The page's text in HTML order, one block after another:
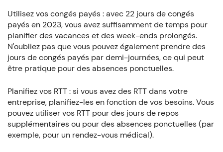
Utilisez vos congés payés : avec 22 jours de congés
payés en 2023, vous avez suffisamment de temps pour
planifier des vacances et des week-ends prolongés.
N'oubliez pas que vous pouvez également prendre des
jours de congés payés par demi-journées, ce qui peut
être pratique pour des absences ponctuelles.
Planifiez vos RTT : si vous avez des RTT dans votre
entreprise, planifiez-les en fonction de vos besoins. Vous
pouvez utiliser vos RTT pour des jours de repos
supplémentaires ou pour des absences ponctuelles (par
exemple, pour un rendez-vous médical).